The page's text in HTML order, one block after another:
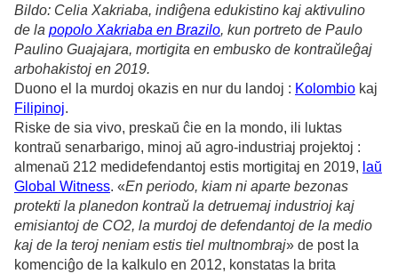
Bildo: Celia Xakriaba, indiĝena edukistino kaj aktivulino
de la popolo Xakriaba en Brazilo, kun portreto de Paulo
Paulino Guajajara, mortigita en embusko de kontraŭleĝaj
arbohakistoj en 2019.
Duono el la murdoj okazis en nur du landoj : Kolombio kaj
Filipinoj.
Riske de sia vivo, preskaŭ ĉie en la mondo, ili luktas
kontraŭ senarbarigo, minoj aŭ agro-industriaj projektoj :
almenaŭ 212 medidefendantoj estis mortigitaj en 2019, laŭ
Global Witness. «En periodo, kiam ni aparte bezonas
protekti la planedon kontraŭ la detruemaj industrioj kaj
emisiantoj de CO2, la murdoj de defendantoj de la medio
kaj de la teroj neniam estis tiel multnombraj» de post la
komenciĝo de la kalkulo en 2012, konstatas la brita